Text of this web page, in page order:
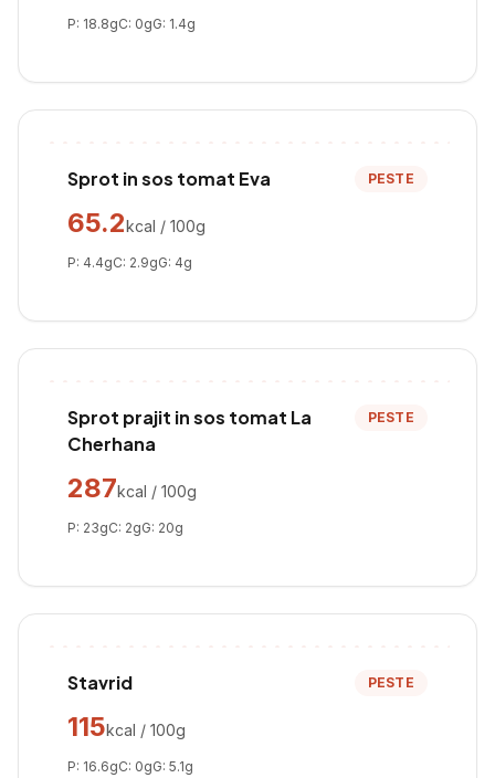
P: 18.8gC: 0gG: 1.4g
Sprot in sos tomat Eva PESTE
65.2kcal / 100g
P: 4.4gC: 2.9gG: 4g
Sprot prajit in sos tomat La
Cherhana
PESTE
287kcal / 100g
P: 23gC: 2gG: 20g
Stavrid PESTE
115kcal / 100g
P: 16.6gC: 0gG: 5.1g